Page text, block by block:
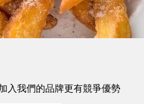
入我們的品牌更有競爭優勢